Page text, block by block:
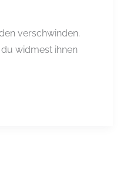
verschwinden.
du widmest ihnen